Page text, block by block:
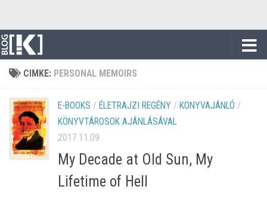
CIMKE: PERSONAL MEMOIRS
E-BOOKS / ÉLETRAJZI REGÉNY / KÖNYVAJÁNLÓ /
KÖNYVTÁROSOK AJÁNLÁSÁVAL
2017.11.09.
My Decade at Old Sun, My
Lifetime of Hell